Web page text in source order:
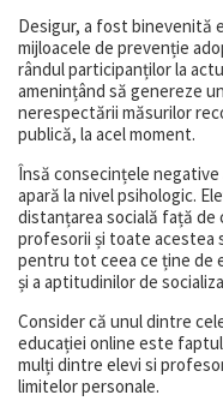
Desigur, a fost binevenită
mijloacele de prevenție
rândul participanților la
amenințând să genereze
nerespectării măsurilor
publică, la acel moment.
Însă consecințele
apară la nivel psihologic.
distanțarea socială față de
profesorii și toate acestea
pentru tot ceea ce ține de
și a aptitudinilor de
Consider că unul dintre
educației online este
mulți dintre elevi si
limitelor personale.